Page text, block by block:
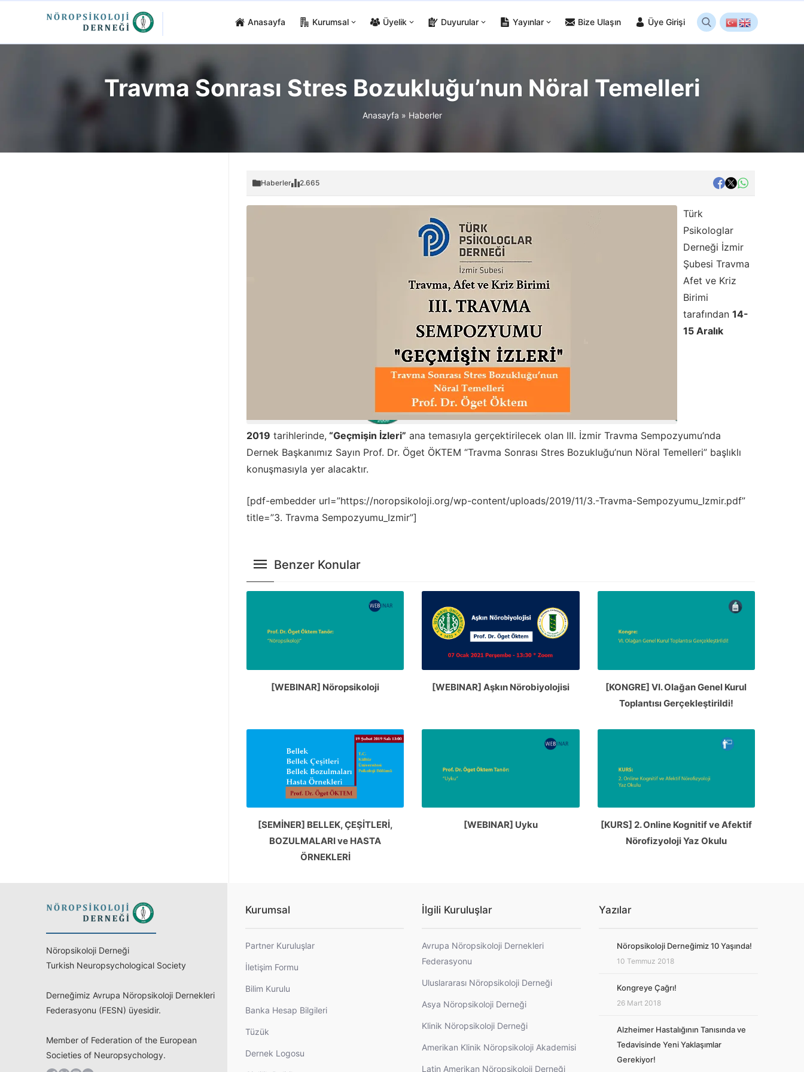
Anasayfa Kurumsal Üyelik Duyurular Yayınlar Bize Ulaşın Üye Girişi
Travma Sonrası Stres Bozukluğu’nun Nöral Temelleri
Anasayfa » Haberler
Haberler 2.665
Türk
Psikologlar
Derneği İzmir
Şubesi Travma
Afet ve Kriz
Birimi
tarafından 14-
15 Aralık
2019 tarihlerinde, “Geçmişin İzleri” ana temasıyla gerçektirilecek olan III. İzmir Travma Sempozyumu’nda
Dernek Başkanımız Sayın Prof. Dr. Öget ÖKTEM “Travma Sonrası Stres Bozukluğu’nun Nöral Temelleri” başlıklı
konuşmasıyla yer alacaktır.
[pdf-embedder url=”https://noropsikoloji.org/wp-content/uploads/2019/11/3.-Travma-Sempozyumu_Izmir.pdf”
title=”3. Travma Sempozyumu_Izmir”]
Benzer Konular
[WEBINAR] Nöropsikoloji [WEBINAR] Aşkın Nörobiyolojisi
[KONGRE] VI. Olağan Genel Kurul
Toplantısı Gerçekleştirildi!
[SEMİNER] BELLEK, ÇEŞİTLERİ,
BOZULMALARI ve HASTA
ÖRNEKLERİ
[WEBINAR] Uyku
[KURS] 2. Online Kognitif ve Afektif
Nörofizyoloji Yaz Okulu
Nöropsikoloji Derneği
Turkish Neuropsychological Society
Derneğimiz Avrupa Nöropsikoloji Dernekleri
Federasyonu (FESN) üyesidir.
Member of Federation of the European
Societies of Neuropsychology.
Kurumsal
Partner Kuruluşlar
İletişim Formu
Bilim Kurulu
Banka Hesap Bilgileri
Tüzük
Dernek Logosu
İlgili Kuruluşlar
Avrupa Nöropsikoloji Dernekleri
Federasyonu
Uluslararası Nöropsikoloji Derneği
Asya Nöropsikoloji Derneği
Klinik Nöropsikoloji Derneği
Amerikan Klinik Nöropsikoloji Akademisi
Latin Amerikan Nöropsikoloji Derneği
Yazılar
Nöropsikoloji Derneğimiz 10 Yaşında!
10 Temmuz 2018
Kongreye Çağrı!
26 Mart 2018
Alzheimer Hastalığının Tanısında ve
Tedavisinde Yeni Yaklaşımlar
Gerekiyor!